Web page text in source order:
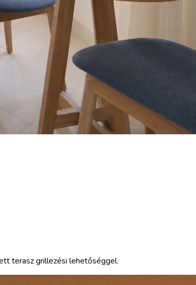
terasz grillezési lehetőséggel.